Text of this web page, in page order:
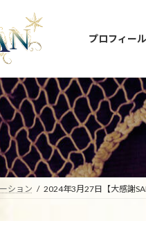
プロフィール
ション 2024年3月27日【大感謝